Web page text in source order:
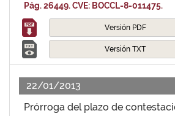
Pág. 26449. CVE: BOCCL-8-011475.
Versión PDF
Versión TXT
22/01/2013
Prórroga del plazo de